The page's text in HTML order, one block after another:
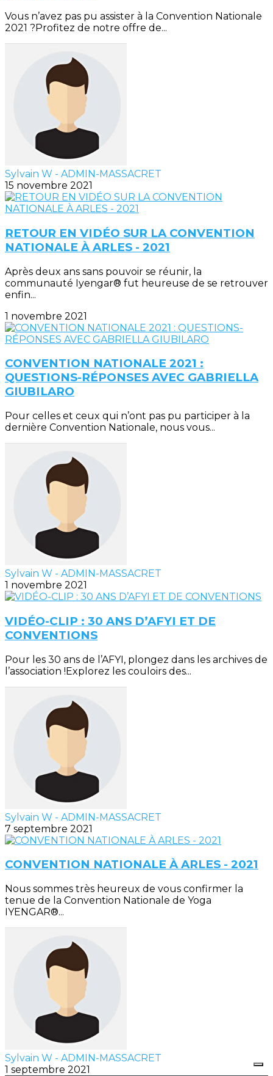
Vous n’avez pas pu assister à la Convention Nationale
2021 ?Profitez de notre offre de...
Sylvain W - ADMIN-MASSACRET
15 novembre 2021
RETOUR EN VIDÉO SUR LA CONVENTION
NATIONALE À ARLES - 2021
Après deux ans sans pouvoir se réunir, la
communauté Iyengar® fut heureuse de se retrouver
enfin...
1 novembre 2021
CONVENTION NATIONALE 2021 :
QUESTIONS-RÉPONSES AVEC GABRIELLA
GIUBILARO
Pour celles et ceux qui n’ont pas pu participer à la
dernière Convention Nationale, nous vous...
Sylvain W - ADMIN-MASSACRET
1 novembre 2021
VIDÉO-CLIP : 30 ANS D’AFYI ET DE
CONVENTIONS
Pour les 30 ans de l’AFYI, plongez dans les archives de
l’association !Explorez les couloirs des...
Sylvain W - ADMIN-MASSACRET
7 septembre 2021
CONVENTION NATIONALE À ARLES - 2021
Nous sommes très heureux de vous confirmer la
tenue de la Convention Nationale de Yoga
IYENGAR®...
Sylvain W - ADMIN-MASSACRET
1 septembre 2021